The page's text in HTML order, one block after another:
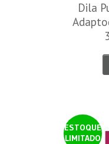
Dila
ESTOQUE
LIMITADO